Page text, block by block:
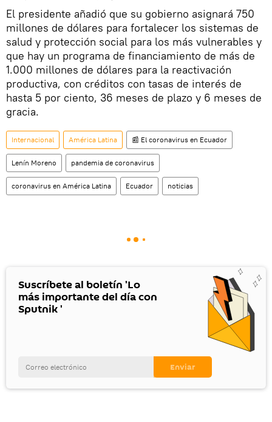
El presidente añadió que su gobierno asignará 750
millones de dólares para fortalecer los sistemas de
salud y protección social para los más vulnerables y
que hay un programa de financiamiento de más de
1.000 millones de dólares para la reactivación
productiva, con créditos con tasas de interés de
hasta 5 por ciento, 36 meses de plazo y 6 meses de
gracia.
Internacional América Latina 📰 El coronavirus en Ecuador
Lenín Moreno pandemia de coronavirus
coronavirus en América Latina Ecuador noticias
Suscríbete al boletín 'Lo
más importante del día con
Sputnik '